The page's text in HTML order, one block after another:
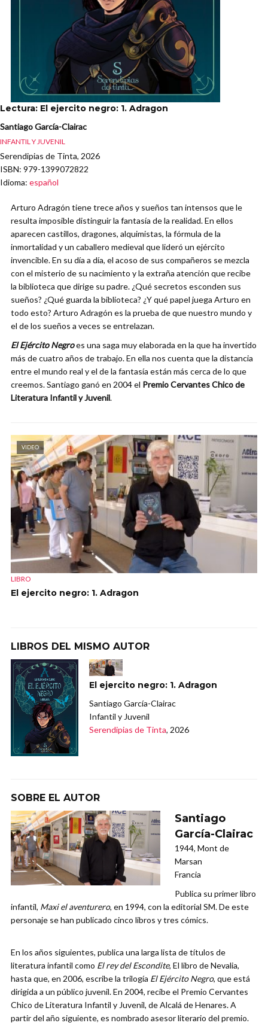
Lectura: El ejercito negro: 1. Adragon
Santiago García-Clairac
INFANTIL Y JUVENIL
Serendipias de Tinta, 2026
ISBN: 979-1399072822
Idioma: español
Arturo Adragón tiene trece años y sueños tan intensos que le
resulta imposible distinguir la fantasía de la realidad. En ellos
aparecen castillos, dragones, alquimistas, la fórmula de la
inmortalidad y un caballero medieval que lideró un ejército
invencible. En su día a día, el acoso de sus compañeros se mezcla
con el misterio de su nacimiento y la extraña atención que recibe
la biblioteca que dirige su padre. ¿Qué secretos esconden sus
sueños? ¿Qué guarda la biblioteca? ¿Y qué papel juega Arturo en
todo esto? Arturo Adragón es la prueba de que nuestro mundo y
el de los sueños a veces se entrelazan.
El Ejército Negroes una saga muy elaborada en la que ha invertido
más de cuatro años de trabajo. En ella nos cuenta que la distancia
entre el mundo real y el de la fantasía están más cerca de lo que
creemos. Santiago ganó en 2004 el Premio Cervantes Chico de
Literatura Infantil y Juvenil.
VIDEO
LIBRO
El ejercito negro: 1. Adragon
LIBROS DEL MISMO AUTOR
El ejercito negro: 1. Adragon
Santiago García-Clairac
Infantil y Juvenil
Serendipias de Tinta, 2026
SOBRE EL AUTOR
Santiago
García-Clairac
1944, Mont de
Marsan
Francia
Publica su primer libro
infantil, Maxi el aventurero, en 1994, con la editorial SM. De este
personaje se han publicado cinco libros y tres cómics.
En los años siguientes, publica una larga lista de títulos de
literatura infantil como El rey del Escondite, El libro de Nevalia,
hasta que, en 2006, escribe la trilogía El Ejército Negro, que está
dirigida a un público juvenil. En 2004, recibe el Premio Cervantes
Chico de Literatura Infantil y Juvenil, de Alcalá de Henares. A
partir del año siguiente, es nombrado asesor literario del premio.